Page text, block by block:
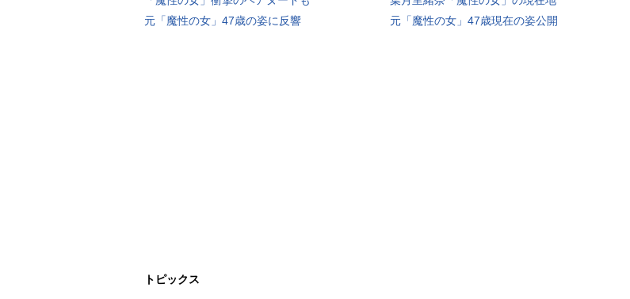
元「魔性の女」47歳の姿に反響
元「魔性の女」47歳現在の姿公開
トピックス